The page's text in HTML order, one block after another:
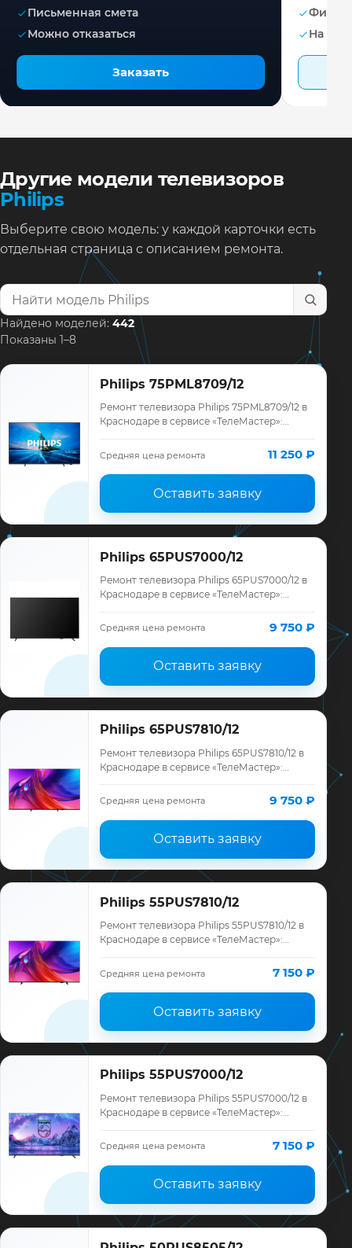
Письменная смета
Можно отказаться
Заказать
На
Другие модели телевизоров
Philips
Выберите свою модель: у каждой карточки есть
отдельная страница с описанием ремонта.
Найти модель телевизора
Найдено моделей: 442
Показаны 1–8
Philips 75PML8709/12
Ремонт телевизора Philips 75PML8709/12 в
Краснодаре в сервисе «ТелеМастер»:
ремонта, запчасти и гарантия до 12
месяце…
Средняя цена ремонта 11 250 ₽
Оставить заявку
Philips 65PUS7000/12
Ремонт телевизора Philips 65PUS7000/12 в
Краснодаре в сервисе «ТелеМастер»:
ремонта, запчасти и гарантия до 12
Средняя цена ремонта 9 750 ₽
Оставить заявку
Philips 65PUS7810/12
Ремонт телевизора Philips 65PUS7810/12 в
Краснодаре в сервисе «ТелеМастер»:
ремонта, запчасти и гарантия до 12
месяце…
Средняя цена ремонта 9 750 ₽
Оставить заявку
Philips 55PUS7810/12
Ремонт телевизора Philips 55PUS7810/12 в
Краснодаре в сервисе «ТелеМастер»:
ремонта, запчасти и гарантия до 12
месяце…
Средняя цена ремонта 7 150 ₽
Оставить заявку
Philips 55PUS7000/12
Ремонт телевизора Philips 55PUS7000/12 в
Краснодаре в сервисе «ТелеМастер»:
ремонта, запчасти и гарантия до 12
месяце…
Средняя цена ремонта 7 150 ₽
Оставить заявку